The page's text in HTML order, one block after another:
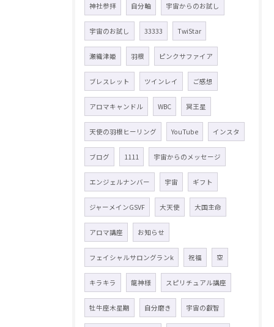
神社参拝 自分軸 宇宙からのお試し
宇宙のお試し 33333 TwiStar
瀬織津姫 羽根 ピンクサファイア
ブレスレット ツインレイ ご感想
アロマキャンドル WBC 冥王星
天使の羽根ヒーリング YouTube インスタ
ブログ 1111 宇宙からのメッセージ
エンジェルナンバー 宇宙 ギフト
ジャーメインGSVF 大天使 大国主命
アロマ講座 お知らせ
フェイシャルサロングランk 祝福 空
キラキラ 龍神様 スピリチュアル講座
牡牛座木星期 自分磨き 宇宙の叡智